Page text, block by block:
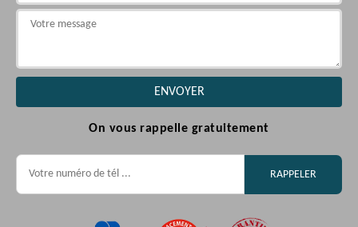
On vous rappelle gratuitement